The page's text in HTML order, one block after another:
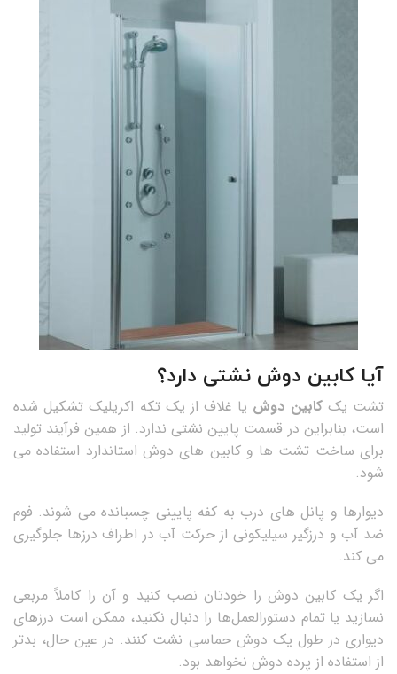
آیا کابین دوش نشتی دارد؟
تشت یککابین دوش یا غلاف از یک تکه اکریلیک تشکیل شده
است، بنابراین در قسمت پایین نشتی ندارد. از همین فرآیند تولید
برای ساخت تشت ها و کابین های دوش استاندارد استفاده می
شود.
دیوارها و پانل های درب به کفه پایینی چسبانده می شوند. فوم
ضد آب و درزگیر سیلیکونی از حرکت آب در اطراف درزها جلوگیری
می کند.
اگر یک کابین دوش را خودتان نصب کنید و آن را کاملاً مربعی
نسازید یا تمام دستورالعمل‌ها را دنبال نکنید، ممکن است درزهای
دیواری در طول یک دوش حماسی نشت کنند. در عین حال، بدتر
از استفاده از پرده دوش نخواهد بود.